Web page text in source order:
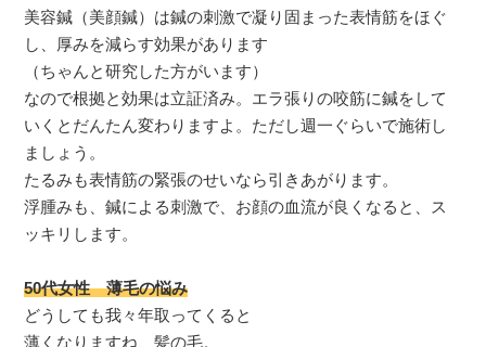
美容鍼（美顔鍼）は鍼の刺激で凝り固まった表情筋をほぐ
し、厚みを減らす効果があります
（ちゃんと研究した方がいます）
なので根拠と効果は立証済み。エラ張りの咬筋に鍼をして
いくとだんたん変わりますよ。ただし週一ぐらいで施術し
ましょう。
たるみも表情筋の緊張のせいなら引きあがります。
浮腫みも、鍼による刺激で、お顔の血流が良くなると、ス
ッキリします。
50代女性 薄毛の悩み
どうしても我々年取ってくると
薄くなりますね、髪の毛。